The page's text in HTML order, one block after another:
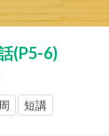
(P5-6)
短講